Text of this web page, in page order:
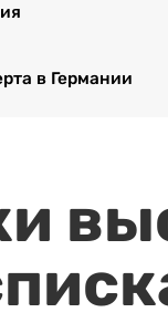
в Германии